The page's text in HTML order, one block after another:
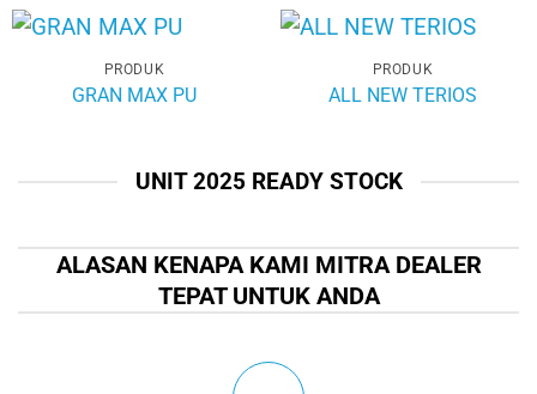
PRODUK
GRAN MAX PU
PRODUK
ALL NEW TERIOS
UNIT 2025 READY STOCK
ALASAN KENAPA KAMI MITRA DEALER
TEPAT UNTUK ANDA